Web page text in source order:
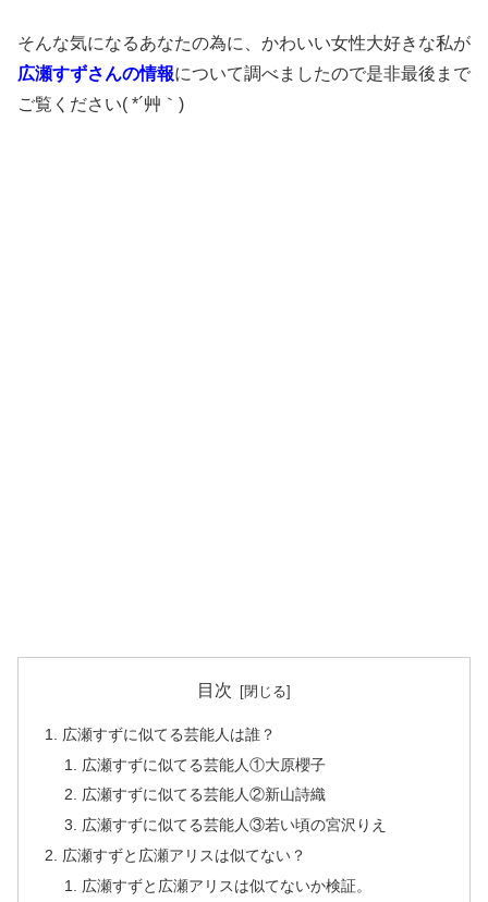
そんな気になるあなたの為に、かわいい女性大好きな私が
広瀬すずさんの情報について調べましたので是非最後まで
ご覧ください( *´艸｀)
目次
広瀬すずに似てる芸能人は誰？
広瀬すずに似てる芸能人①大原櫻子
広瀬すずに似てる芸能人②新山詩織
広瀬すずに似てる芸能人③若い頃の宮沢りえ
広瀬すずと広瀬アリスは似てない？
広瀬すずと広瀬アリスは似てないか検証。